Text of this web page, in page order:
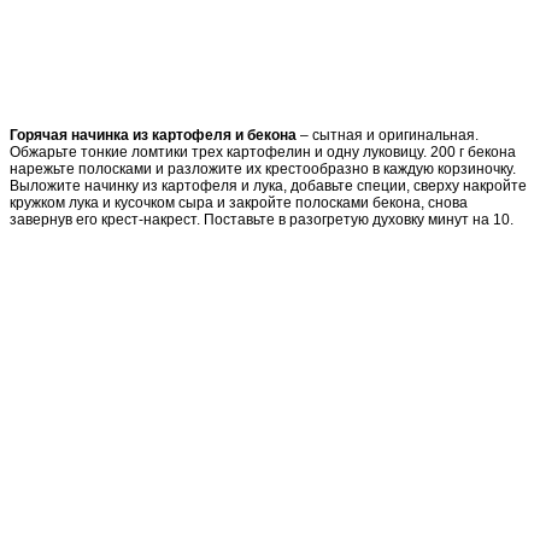
Горячая начинка из картофеля и бекона – сытная и оригинальная.
Обжарьте тонкие ломтики трех картофелин и одну луковицу. 200 г бекона
нарежьте полосками и разложите их крестообразно в каждую корзиночку.
Выложите начинку из картофеля и лука, добавьте специи, сверху накройте
кружком лука и кусочком сыра и закройте полосками бекона, снова
завернув его крест-накрест. Поставьте в разогретую духовку минут на 10.